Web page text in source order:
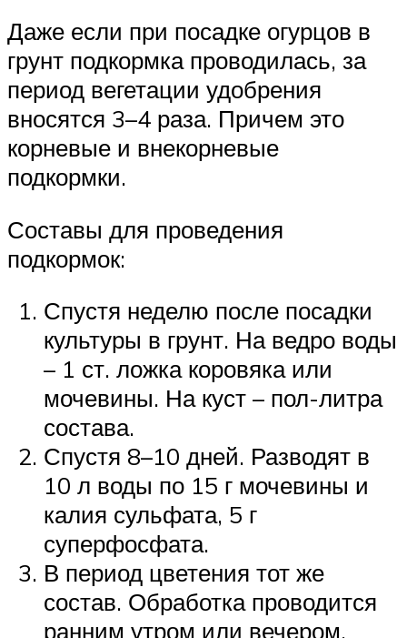
Даже если при посадке огурцов в
грунт подкормка проводилась, за
период вегетации удобрения
вносятся 3–4 раза. Причем это
корневые и внекорневые
подкормки.
Составы для проведения
подкормок:
Спустя неделю после посадки
культуры в грунт. На ведро воды
– 1 ст. ложка коровяка или
мочевины. На куст – пол-литра
состава.
Спустя 8–10 дней. Разводят в
10 л воды по 15 г мочевины и
калия сульфата, 5 г
суперфосфата.
В период цветения тот же
состав. Обработка проводится
ранним утром или вечером.